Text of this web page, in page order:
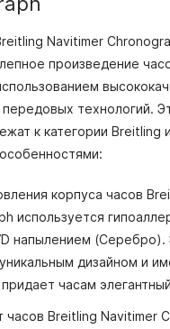
Navitimer
произведение
технологий.
к категории Breitling
корпуса часов
используется
напылением (Серебро).
дизайном и
часам
часов Breitling Navitimer